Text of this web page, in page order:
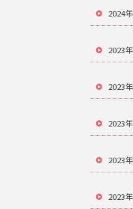
2024
2023
2023
2023
2023
2023